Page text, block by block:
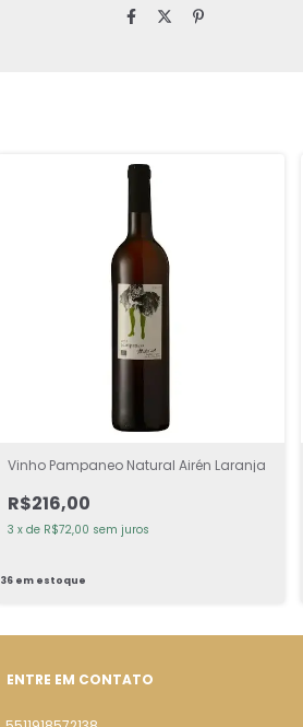
Vinho Pampaneo Natural Airén Laranja
R$216,00
3 x de R$72,00 sem juros
36em estoque
ENTRE EM CONTATO